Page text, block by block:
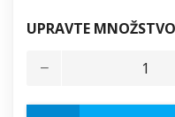
UPRAVTE MNOŽSTVO